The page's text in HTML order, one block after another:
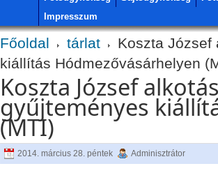
Impresszum
Főoldal tárlat
Koszta József
kiállítás Hódmezővásárhelyen
Koszta József
gyűjteményes
(MTI)
2014. március 28. péntek Adminisztrátor